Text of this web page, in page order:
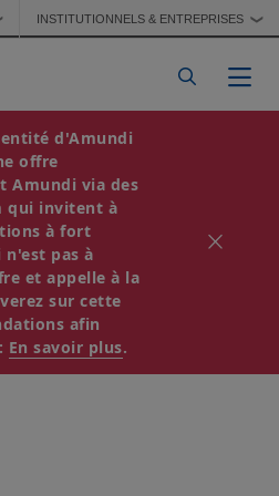
INSTITUTIONNELS & ENTREPRISES ❯
d'Amundi
offre
Amundi via des
qui invitent à
à fort
pas à
et appelle à la
sur cette
afin
En savoir plus.